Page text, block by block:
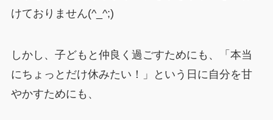
けておりません(^_^;)
しかし、子どもと仲良く過ごすためにも、「本当
にちょっとだけ休みたい！」という日に自分を甘
やかすためにも、